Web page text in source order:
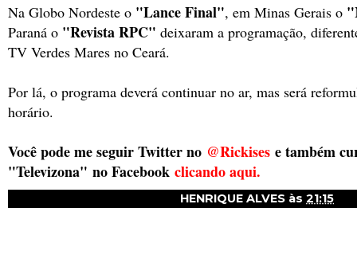
Na Globo Nordeste o "Lance Final", em Minas Gerais o
Paraná o "Revista RPC" deixaram a programação,
TV Verdes Mares no Ceará.
Por lá, o programa deverá continuar no ar, mas será
horário.
Você pode me seguir Twitter no @Rickises e também
"Televizona" no Facebook clicando aqui.
HENRIQUE ALVES às21:15